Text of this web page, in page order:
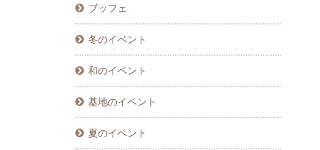
ブッフェ
冬のイベント
和のイベント
基地のイベント
夏のイベント